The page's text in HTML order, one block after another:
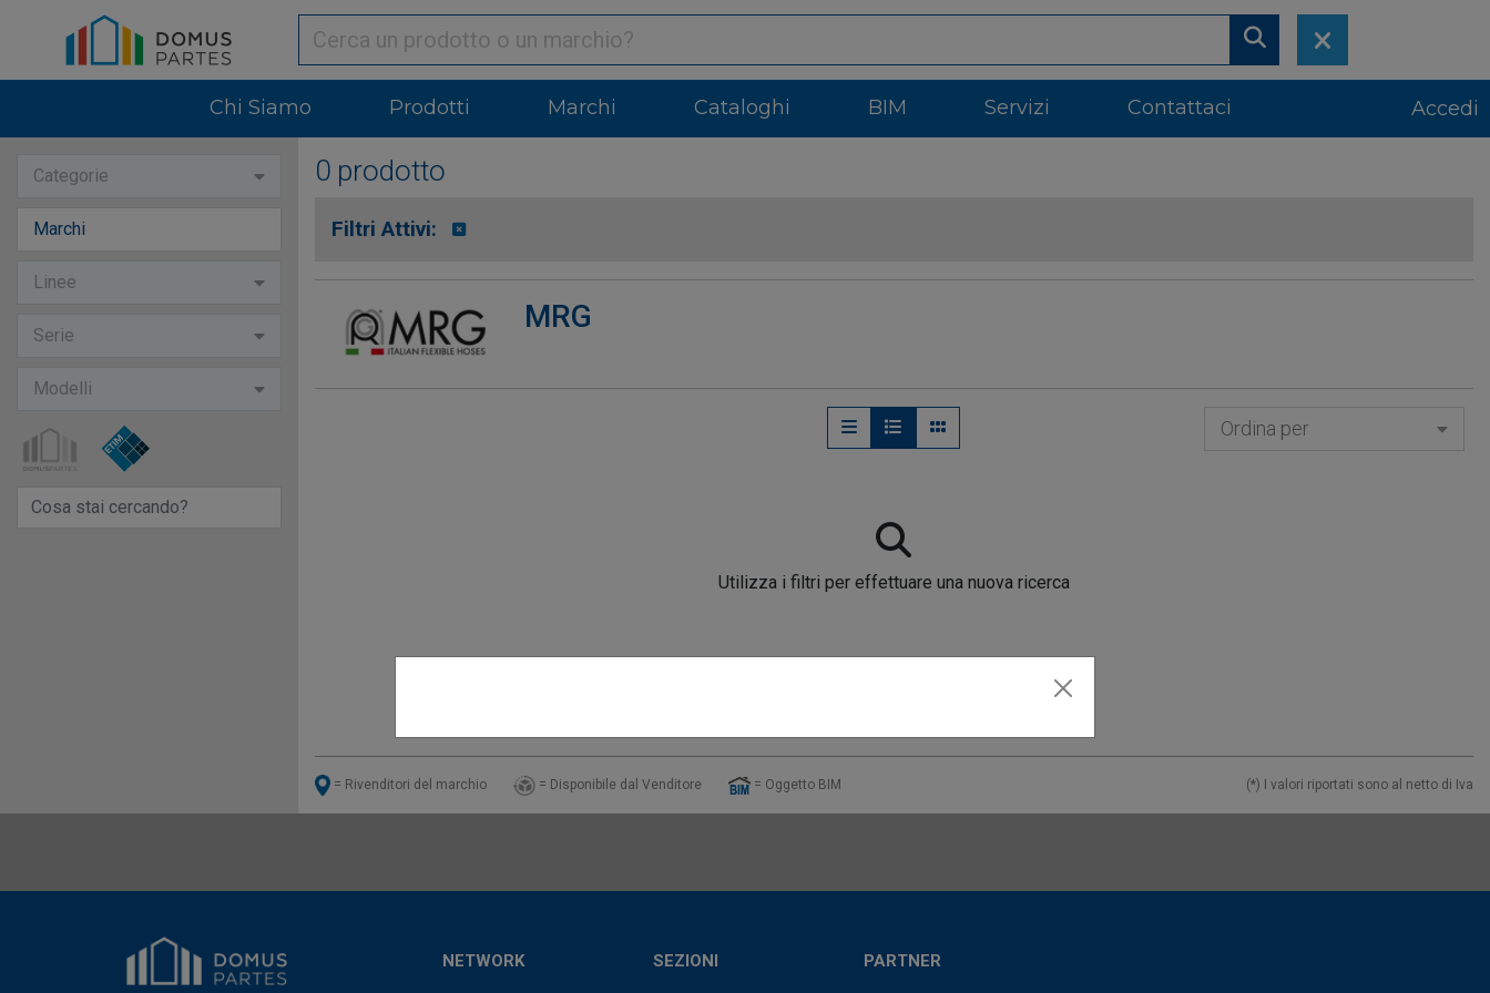
Chi Siamo Prodotti Marchi Cataloghi BIM Servizi Contattaci Accedi
Categorie
Marchi
Linee
Serie
Modelli
0 prodotto
Filtri Attivi:
MRG
Ordina per
Utilizza i filtri per effettuare una nuova ricerca
= Rivenditori del marchio = Disponibile dal Venditore = Oggetto BIM (*) I valori riportati sono al netto di Iva
NETWORK SEZIONI PARTNER